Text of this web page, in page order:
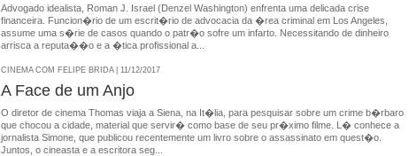
Advogado idealista, Roman J. Israel (Denzel Washington) enfrenta uma delicada crise
financeira. Funcion�rio de um escrit�rio de advocacia da �rea criminal em Los Angeles,
assume uma s�rie de casos quando o patr�o sofre um infarto. Necessitando de dinheiro
arrisca a reputa��o e a �tica profissional a...
CINEMA COM FELIPE BRIDA | 11/12/2017
A Face de um Anjo
O diretor de cinema Thomas viaja a Siena, na It�lia, para pesquisar sobre um crime b�rbaro
que chocou a cidade, material que servir� como base de seu pr�ximo filme. L� conhece a
jornalista Simone, que publicou recentemente um livro sobre o assassinato em quest�o.
Juntos, o cineasta e a escritora seg...